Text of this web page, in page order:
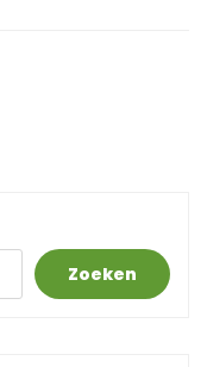
Zoeken